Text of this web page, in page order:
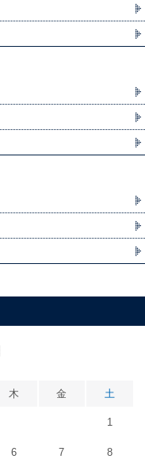
木 金 土
1
6 7 8